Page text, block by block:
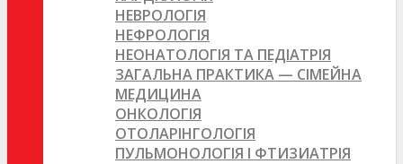
НЕВРОЛОГІЯ
НЕФРОЛОГІЯ
НЕОНАТОЛОГІЯ ТА ПЕДІАТРІЯ
ЗАГАЛЬНА ПРАКТИКА — СІМЕЙНА
МЕДИЦИНА
ОНКОЛОГІЯ
ОТОЛАРІНГОЛОГІЯ
ПУЛЬМОНОЛОГІЯ І ФТИЗИАТРІЯ